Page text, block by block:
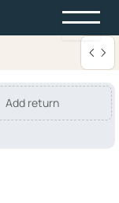
Add return